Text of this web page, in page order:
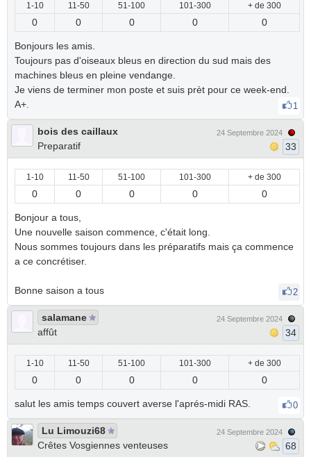
1-10 11-50 51-100 101-300 + de 300
0 0 0 0 0
Bonjours les amis.
Toujours pas d'oiseaux bleus en direction du sud mais des
machines bleus en pleine vendange.
Je viens de terminer mon poste et suis prèt pour ce week-end.
A+.
1
bois des caillaux
Preparatif
24 Septembre 2024
33
1-10 11-50 51-100 101-300 + de 300
0 0 0 0 0
Bonjour a tous,
Une nouvelle saison commence, c'était long.
Nous sommes toujours dans les préparatifs mais ça commence
a ce concrétiser.
Bonne saison a tous 2
salamane
affût
24 Septembre 2024
34
1-10 11-50 51-100 101-300 + de 300
0 0 0 0 0
salut les amis temps couvert averse l'aprés-midi RAS. 0
Lu Limouzi68
Crêtes Vosgiennes venteuses
24 Septembre 2024
68